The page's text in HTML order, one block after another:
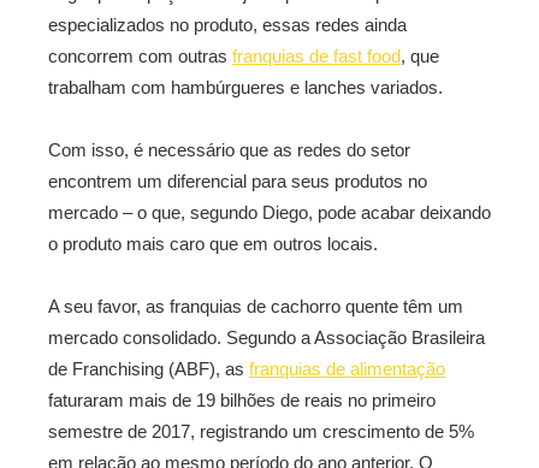
especializados no produto, essas redes ainda
concorrem com outras franquias de fast food, que
trabalham com hambúrgueres e lanches variados.
Com isso, é necessário que as redes do setor
encontrem um diferencial para seus produtos no
mercado – o que, segundo Diego, pode acabar deixando
o produto mais caro que em outros locais.
A seu favor, as franquias de cachorro quente têm um
mercado consolidado. Segundo a Associação Brasileira
de Franchising (ABF), as franquias de alimentação
faturaram mais de 19 bilhões de reais no primeiro
semestre de 2017, registrando um crescimento de 5%
em relação ao mesmo período do ano anterior. O